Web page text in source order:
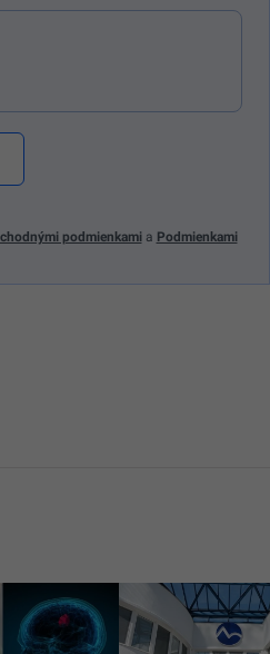
podmienkami a Podmienkami